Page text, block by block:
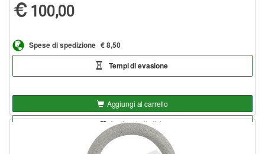
100,00
Spese di spedizione € 8,50
Tempi di evasione
Aggiungi al carrello
Aggiungi alla lista